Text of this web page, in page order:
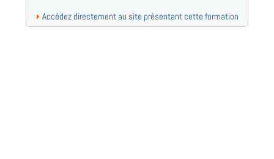
Accédez directement au site présentant cette formation